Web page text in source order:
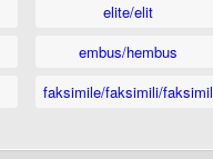
elite/elit
embus/hembus
faksimile/faksimili/faksimil